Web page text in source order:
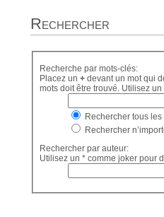
Rechercher
Recherche par mots-clés:
Placez un +devant un mot qui
mots doit être trouvé. Utilisez
Rechercher tous les
Rechercher
Rechercher par auteur:
Utilisez un * comme joker pour